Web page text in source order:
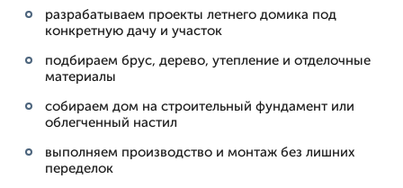
разрабатываем проекты летнего домика под
конкретную дачу и участок
подбираем брус, дерево, утепление и отделочные
материалы
собираем дом на строительный фундамент или
облегченный настил
выполняем производство и монтаж без лишних
переделок